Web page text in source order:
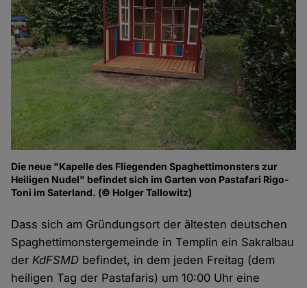
Die neue "Kapelle des Fliegenden Spaghettimonsters zur
Heiligen Nudel" befindet sich im Garten von Pastafari Rigo-
Toni im Saterland. (© Holger Tallowitz)
Dass sich am Gründungsort der ältesten deutschen
Spaghettimonstergemeinde in Templin ein Sakralbau
derKdFSMD befindet, in dem jeden Freitag (dem
heiligen Tag der Pastafaris) um 10:00 Uhr eine